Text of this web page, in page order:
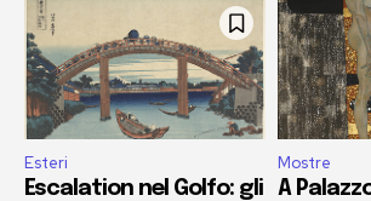
Esteri
Escalation nel Golfo: gli
Mostre
A